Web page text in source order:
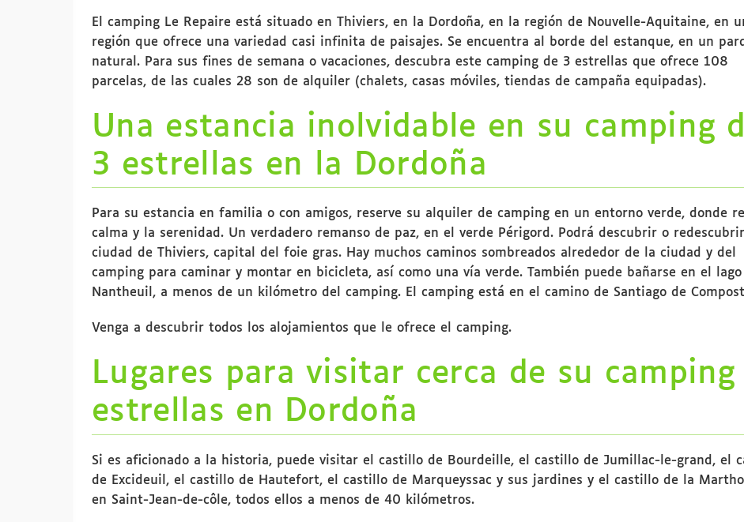
El camping Le Repaire está situado en Thiviers, en la Dordoña, en la región de Nouvelle-Aquitaine, en
región que ofrece una variedad casi infinita de paisajes. Se encuentra al borde del estanque, en un
natural. Para sus fines de semana o vacaciones, descubra este camping de 3 estrellas que ofrece 108
parcelas, de las cuales 28 son de alquiler (chalets, casas móviles, tiendas de campaña equipadas).
Una estancia inolvidable en su camping
3 estrellas en la Dordoña
Para su estancia en familia o con amigos, reserve su alquiler de camping en un entorno verde, donde
calma y la serenidad. Un verdadero remanso de paz, en el verde Périgord. Podrá descubrir o
ciudad de Thiviers, capital del foie gras. Hay muchos caminos sombreados alrededor de la ciudad y del
camping para caminar y montar en bicicleta, así como una vía verde. También puede bañarse en el
Nantheuil, a menos de un kilómetro del camping. El camping está en el camino de Santiago de
Venga a descubrir todos los alojamientos que le ofrece el camping.
Lugares para visitar cerca de su camping
estrellas en Dordoña
Si es aficionado a la historia, puede visitar el castillo de Bourdeille, el castillo de Jumillac-le-grand, el
de Excideuil, el castillo de Hautefort, el castillo de Marqueyssac y sus jardines y el castillo de la
en Saint-Jean-de-côle, todos ellos a menos de 40 kilómetros.